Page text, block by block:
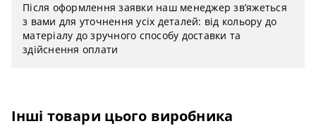
Після оформлення заявки наш менеджер зв’яжеться
з вами для уточнення усіх деталей: від кольору до
матеріалу до зручного способу доставки та
здійснення оплати
Інші товари цього виробника